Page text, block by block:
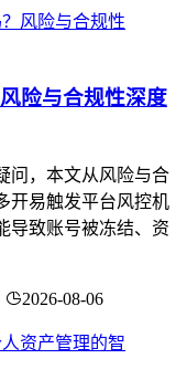
险与合规性深度
问，本文从风险与合
开易触发平台风控机
导致账号被冻结、资
2026-08-06